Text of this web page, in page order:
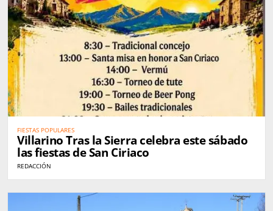
FIESTAS POPULARES
Villarino Tras la Sierra celebra este sábado
las fiestas de San Ciriaco
REDACCIÓN